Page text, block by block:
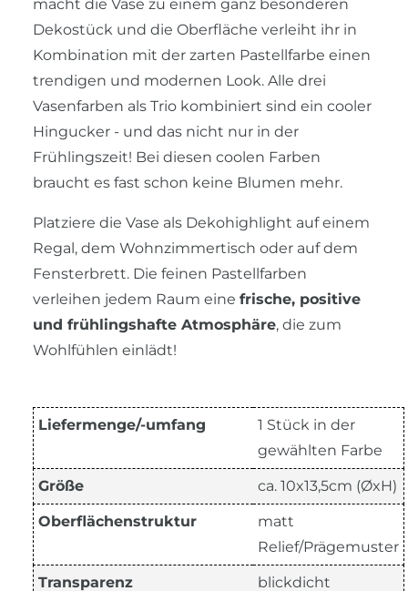
macht die Vase zu einem ganz besonderen
Dekostück und die Oberfläche verleiht ihr in
Kombination mit der zarten Pastellfarbe einen
trendigen und modernen Look. Alle drei
Vasenfarben als Trio kombiniert sind ein cooler
Hingucker - und das nicht nur in der
Frühlingszeit! Bei diesen coolen Farben
braucht es fast schon keine Blumen mehr.
Platziere die Vase als Dekohighlight auf einem
Regal, dem Wohnzimmertisch oder auf dem
Fensterbrett. Die feinen Pastellfarben
verleihen jedem Raum eine frische, positive
und frühlingshafte Atmosphäre, die zum
Wohlfühlen einlädt!
Liefermenge/-umfang
1 Stück in der
gewählten Farbe
Größe ca. 10x13,5cm (ØxH)
Oberflächenstruktur
matt
Relief/Prägemuster
Transparenz blickdicht